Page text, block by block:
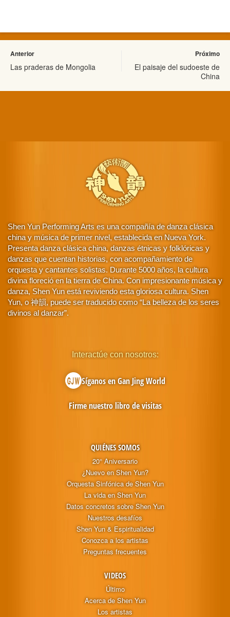
Anterior
Las praderas de Mongolia
Próximo
El paisaje del sudoeste de
China
Shen Yun Performing Arts es una compañía de danza clásica
china y música de primer nivel, establecida en Nueva York.
Presenta danza clásica china, danzas étnicas y folklóricas y
danzas que cuentan historias, con acompañamiento de
orquesta y cantantes solistas. Durante 5000 años, la cultura
divina floreció en la tierra de China. Con impresionante música y
danza, Shen Yun está reviviendo esta gloriosa cultura. Shen
Yun, o 神韻, puede ser traducido como “La belleza de los seres
divinos al danzar”.
QUIÉNES SOMOS
20° Aniversario
¿Nuevo en Shen Yun?
Orquesta Sinfónica de Shen Yun
La vida en Shen Yun
Datos concretos sobre Shen Yun
Nuestros desafíos
Shen Yun & Espiritualidad
Conozca a los artistas
Preguntas frecuentes
VIDEOS
Último
Acerca de Shen Yun
Los artistas
Interactúe con nosotros:
Síganos en Gan Jing World
Firme nuestro libro de visitas